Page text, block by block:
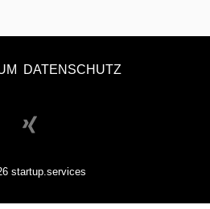
DATENSCHUTZ
startup.services